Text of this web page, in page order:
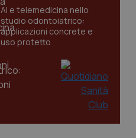
AI e telemedicina nello
studio odontoiatrico:
applicazioni concrete e
uso protetto